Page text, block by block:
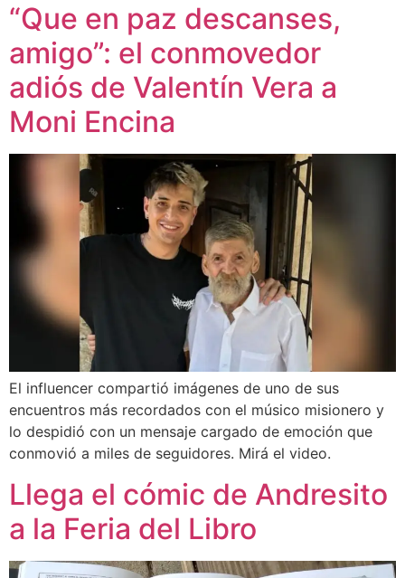
“Que en paz descanses,
amigo”: el conmovedor
adiós de Valentín Vera a
Moni Encina
El influencer compartió imágenes de uno de sus
encuentros más recordados con el músico misionero y
lo despidió con un mensaje cargado de emoción que
conmovió a miles de seguidores. Mirá el video.
Llega el cómic de Andresito
a la Feria del Libro